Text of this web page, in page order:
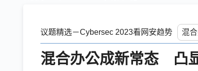
议题精选－Cybersec 2023看网安趋势
混合办公成新常态 凸